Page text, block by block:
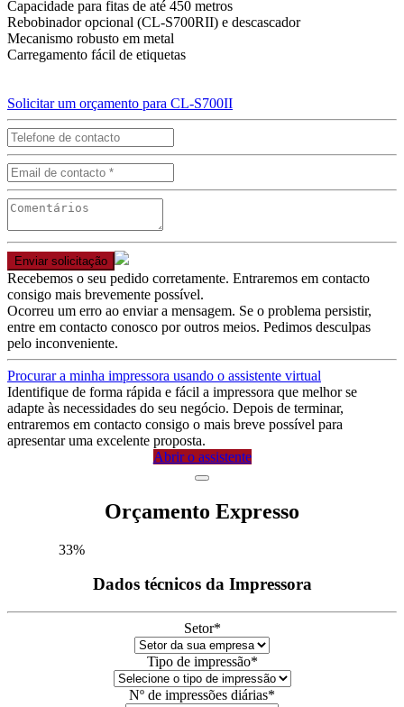
Capacidade para fitas de até 450 metros
Rebobinador opcional (CL-S700RII) e descascador
Mecanismo robusto em metal
Carregamento fácil de etiquetas
Solicitar um orçamento para CL-S700II
Enviar solicitação
Recebemos o seu pedido corretamente. Entraremos em contacto
consigo mais brevemente possível.
Ocorreu um erro ao enviar a mensagem. Se o problema persistir,
entre em contacto conosco por outros meios. Pedimos desculpas
pelo inconveniente.
Procurar a minha impressora usando o assistente virtual
Identifique de forma rápida e fácil a impressora que melhor se
adapte às necessidades do seu negócio. Depois de terminar,
entraremos em contacto consigo o mais breve possível para
apresentar uma excelente proposta.
Abrir o assistente
Orçamento Expresso
33%
Dados técnicos da Impressora
Setor*
Tipo de impressão*
Nº de impressões diárias*